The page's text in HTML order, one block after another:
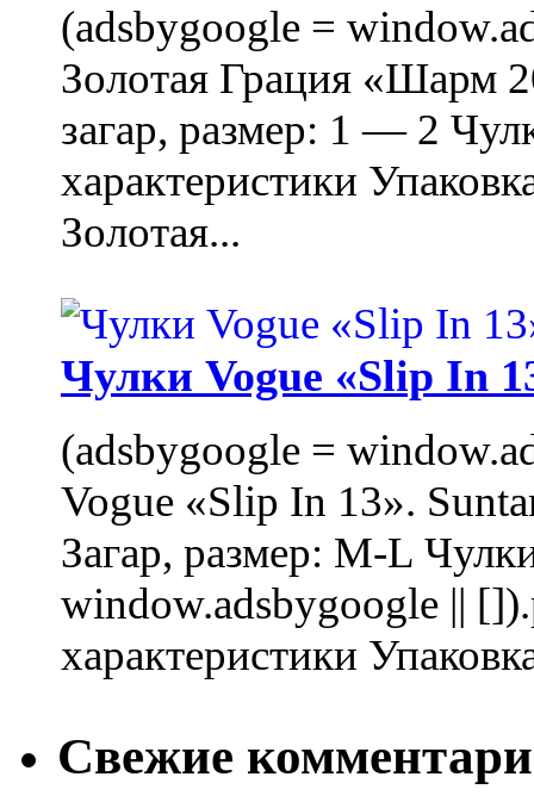
(adsbygoogle =
Золотая Грация «Шарм
загар, размер: 1 — 2
характеристики
Золотая...
Чулки Vogue «Slip In
(adsbygoogle =
Vogue «Slip In 13».
Загар, размер: M-L
window.adsbygoogle ||
характеристики
Свежие